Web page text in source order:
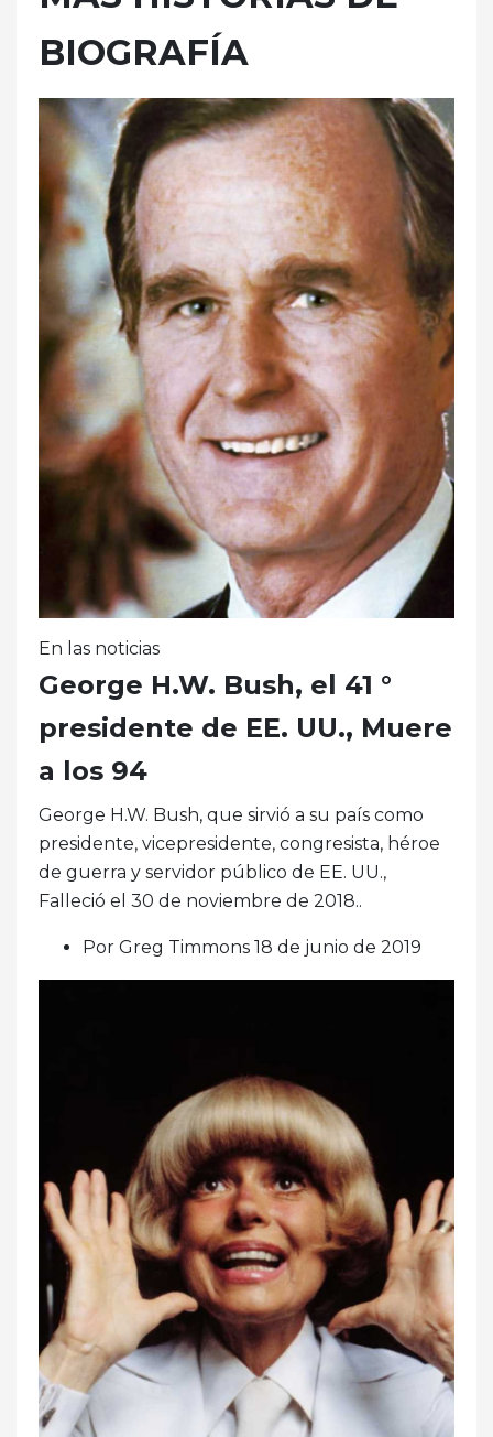
BIOGRAFÍA
En las noticias
George H.W. Bush, el 41 °
presidente de EE. UU., Muere
a los 94
George H.W. Bush, que sirvió a su país como
presidente, vicepresidente, congresista, héroe
de guerra y servidor público de EE. UU.,
Falleció el 30 de noviembre de 2018..
Por Greg Timmons 18 de junio de 2019